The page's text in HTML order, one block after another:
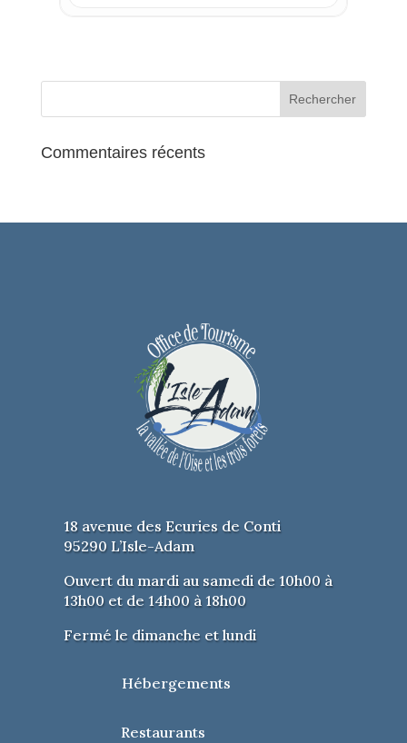
Commentaires récents
18 avenue des Ecuries de Conti
95290 L’Isle-Adam
Ouvert du mardi au samedi de 10h00 à
13h00 et de 14h00 à 18h00
Fermé le dimanche et lundi
Hébergements
Restaurants